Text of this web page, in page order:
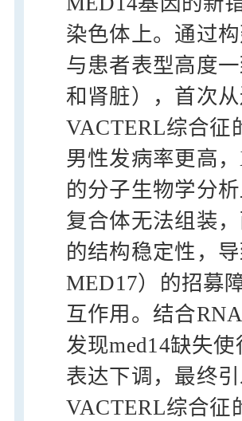
染色体上。通过
与患者表型高度
和肾脏），首次
VACTERL综合征
男性发病率更高
的分子生物学分
复合体无法组装
的结构稳定性，
MED17）的招募
互作用。结合
发现med14缺失
表达下调，最终
VACTERL综合征